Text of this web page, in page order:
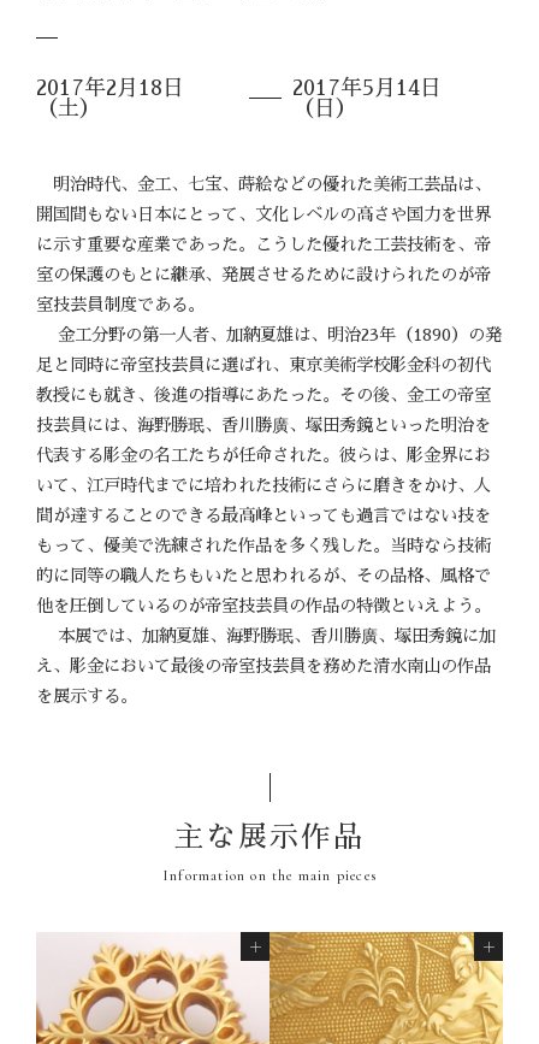
2017年2月18日
（土）
2017年5月14日
（日）
明治時代、金工、七宝、蒔絵などの優れた美術工芸品は、
開国間もない日本にとって、文化レベルの高さや国力を世界
に示す重要な産業であった。こうした優れた工芸技術を、帝
室の保護のもとに継承、発展させるために設けられたのが帝
室技芸員制度である。
金工分野の第一人者、加納夏雄は、明治23年（1890）の発
足と同時に帝室技芸員に選ばれ、東京美術学校彫金科の初代
教授にも就き、後進の指導にあたった。その後、金工の帝室
技芸員には、海野勝珉、香川勝廣、塚田秀鏡といった明治を
代表する彫金の名工たちが任命された。彼らは、彫金界にお
いて、江戸時代までに培われた技術にさらに磨きをかけ、人
間が達することのできる最高峰といっても過言ではない技を
もって、優美で洗練された作品を多く残した。当時なら技術
的に同等の職人たちもいたと思われるが、その品格、風格で
他を圧倒しているのが帝室技芸員の作品の特徴といえよう。
本展では、加納夏雄、海野勝珉、香川勝廣、塚田秀鏡に加
え、彫金において最後の帝室技芸員を務めた清水南山の作品
を展示する。
主な展示作品
Information on the main pieces